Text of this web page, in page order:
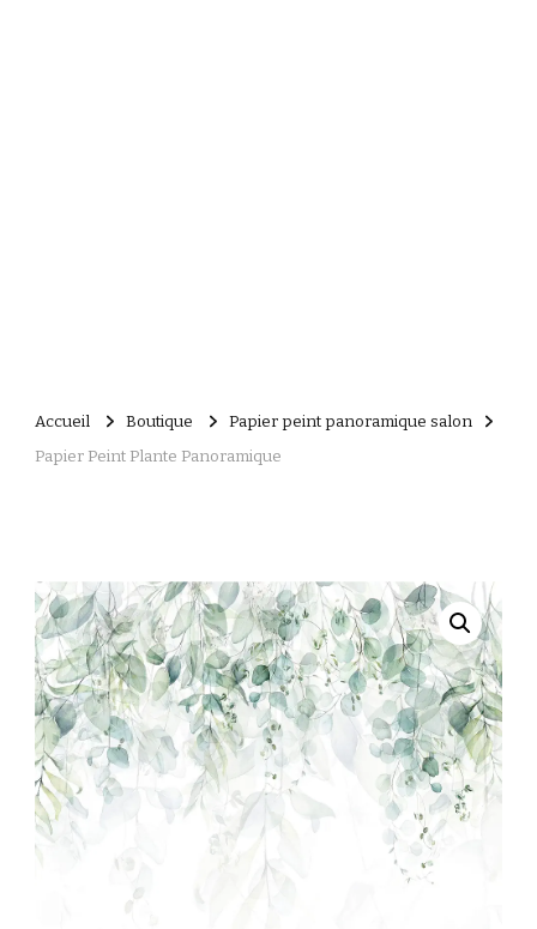
Accueil Boutique
Papier peint panoramique salon
Papier Peint Plante Panoramique